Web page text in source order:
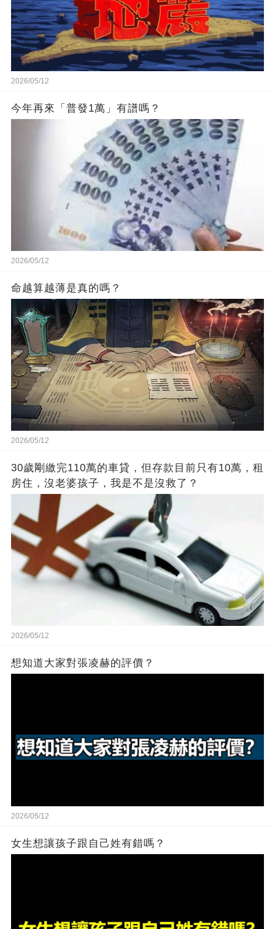
2026/05/12
今年再來「普發1萬」有譜嗎？
2026/05/12
命越算越薄是真的嗎？
2026/05/12
30歲剛繳完110萬的車貸，但存款目前只有10萬，租
房住，沒老婆孩子，我是不是沒救了？
2026/05/12
想知道大家對張凌赫的評價？
2026/05/12
女生想讓孩子跟自己姓有錯嗎？